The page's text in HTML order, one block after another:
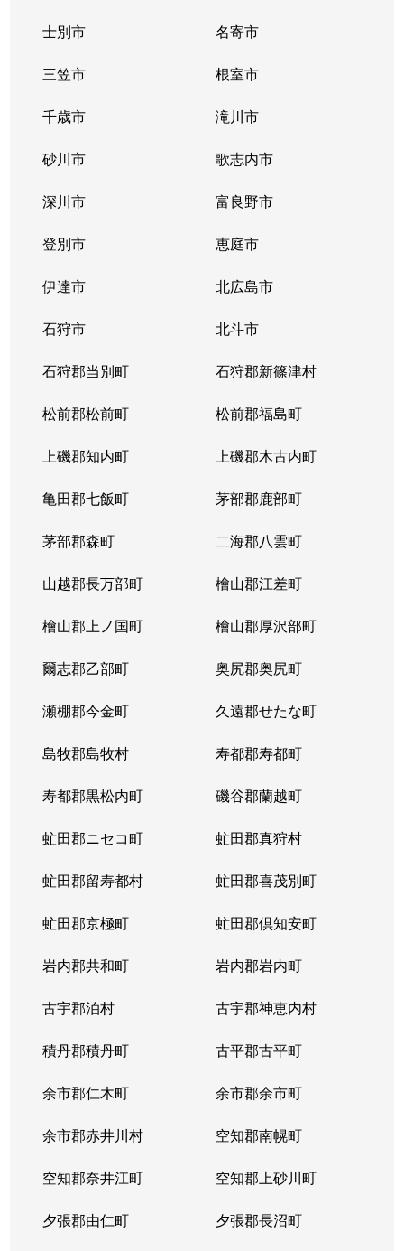
士別市 名寄市
三笠市 根室市
千歳市 滝川市
砂川市 歌志内市
深川市 富良野市
登別市 恵庭市
伊達市 北広島市
石狩市 北斗市
石狩郡当別町 石狩郡新篠津村
松前郡松前町 松前郡福島町
上磯郡知内町 上磯郡木古内町
亀田郡七飯町 茅部郡鹿部町
茅部郡森町 二海郡八雲町
山越郡長万部町 檜山郡江差町
檜山郡上ノ国町 檜山郡厚沢部町
爾志郡乙部町 奥尻郡奥尻町
瀬棚郡今金町 久遠郡せたな町
島牧郡島牧村 寿都郡寿都町
寿都郡黒松内町 磯谷郡蘭越町
虻田郡ニセコ町 虻田郡真狩村
虻田郡留寿都村 虻田郡喜茂別町
虻田郡京極町 虻田郡倶知安町
岩内郡共和町 岩内郡岩内町
古宇郡泊村 古宇郡神恵内村
積丹郡積丹町 古平郡古平町
余市郡仁木町 余市郡余市町
余市郡赤井川村 空知郡南幌町
空知郡奈井江町 空知郡上砂川町
夕張郡由仁町 夕張郡長沼町